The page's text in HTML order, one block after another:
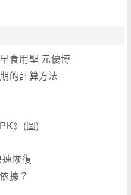
食用聖 元優博
的計算方法
》(圖)
恢復
據？